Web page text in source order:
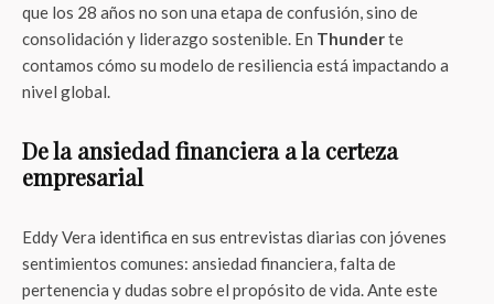
que los 28 años no son una etapa de confusión, sino de
consolidación y liderazgo sostenible. En Thunderte
contamos cómo su modelo de resiliencia está impactando a
nivel global.
De la ansiedad financiera a la certeza
empresarial
Eddy Vera identifica en sus entrevistas diarias con jóvenes
sentimientos comunes: ansiedad financiera, falta de
pertenencia y dudas sobre el propósito de vida. Ante este